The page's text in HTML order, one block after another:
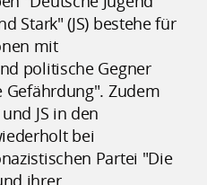
Stark" (JS) bestehe für
mit
politische Gegner
Zudem
JS in den
bei
Partei "Die
ihrer